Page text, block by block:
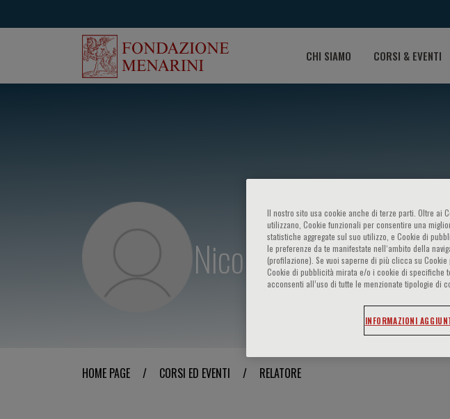
CHI SIAMO CORSI & EVENTI
Nicola Normanno
HOME PAGE / CORSI ED EVENTI / RELATORE
Il nostro sito usa cookie anche di terze parti. Oltre ai
utilizzano, Cookie funzionali per consentire una
statistiche aggregate sul suo utilizzo, e Cookie di
le preferenze da te manifestate nell‘ambito della
(profilazione). Se vuoi saperne di più clicca su
Cookie di pubblicità mirata e/o i cookie di specifiche
acconsenti all’uso di tutte le menzionate tipologie di
INFORMAZIONI